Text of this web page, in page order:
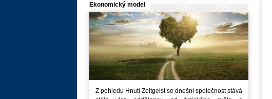
Ekonomický model
Z pohledu Hnutí Zeitgeist se dnešní společnost stává